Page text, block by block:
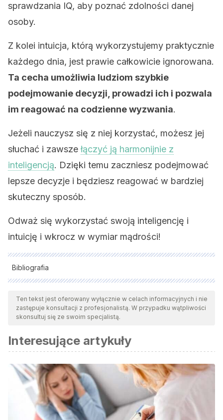
sprawdzania IQ, aby poznać zdolności danej
osoby.
Z kolei intuicja, którą wykorzystujemy praktycznie
każdego dnia, jest prawie całkowicie ignorowana.
Ta cecha umożliwia ludziom szybkie
podejmowanie decyzji, prowadzi ich i pozwala
im reagować na codzienne wyzwania.
Jeżeli nauczysz się z niej korzystać, możesz jej
słuchać i zawsze łączyć ją harmonijnie z
inteligencją. Dzięki temu zaczniesz podejmować
lepsze decyzje i będziesz reagować w bardziej
skuteczny sposób.
Odważ się wykorzystać swoją inteligencję i
intuicję i wkrocz w wymiar mądrości!
Bibliografia
Wszystkie cytowane źródła zostały gruntownie
przeanalizowane przez nasz zespół w celu zapewnienia ich
jakości, wiarygodności, aktualności i ważności. Bibliografia
względem naukowym lub akademickim.
Gigerenzer, Gerd (2008)Gut Feelings: Short Cuts to Better
Decision Making. Penguin
Pretz, J. E., & Folse, V. N. (2011). Nursing experience and
preference for intuition in decision making.
Clinical Nursing,20(19–20), 2878–2889.
Ten tekst jest oferowany wyłącznie w celach informacyjnych i nie
zastępuje konsultacji z profesjonalistą. W przypadku wątpliwości
skonsultuj się ze swoim specjalistą.
Interesujące artykuły